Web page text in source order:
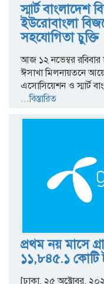
স্মার্ট
ইউরোবাংলা
সহযোগিতা চুক্তি
আজ ১২ নভেম্বর রবিবার
ঈসাখা মিলনায়তনে
এসোসিয়েশন ও স্মার্ট
...বিস্তারিত
প্রথম নয় মাসে
১১,৮৪৫.১ কোটি
[ঢাকা, ২৫ অক্টোবর,